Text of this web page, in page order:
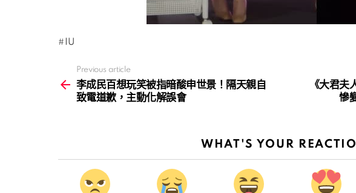
IU
more
Previous article
李成民百想玩笑被指暗酸申世景！隔天親自
致電道歉，主動化解誤會
《大君
慘
WHAT'S YOUR